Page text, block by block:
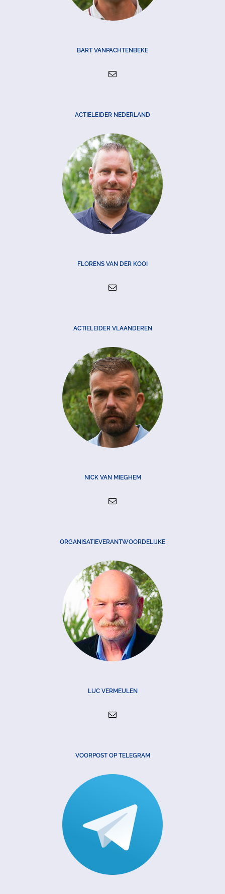
BART VANPACHTENBEKE
ACTIELEIDER NEDERLAND
FLORENS VAN DER KOOI
ACTIELEIDER VLAANDEREN
NICK VAN MIEGHEM
ORGANISATIEVERANTWOORDELIJKE
LUC VERMEULEN
VOORPOST OP TELEGRAM